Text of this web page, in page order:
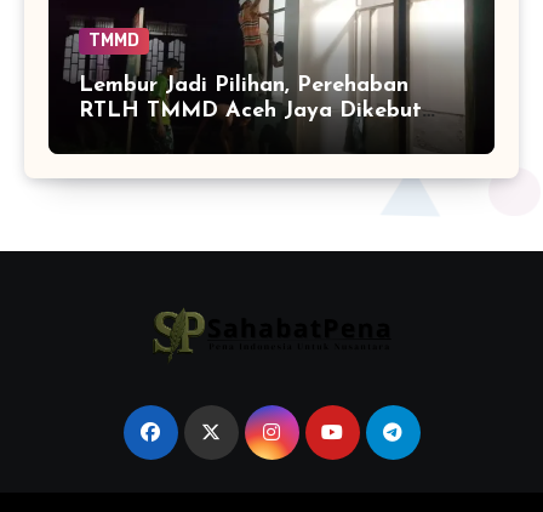
TMMD
Lembur Jadi Pilihan, Perehaban
RTLH TMMD Aceh Jaya Dikebut
hingga Malam